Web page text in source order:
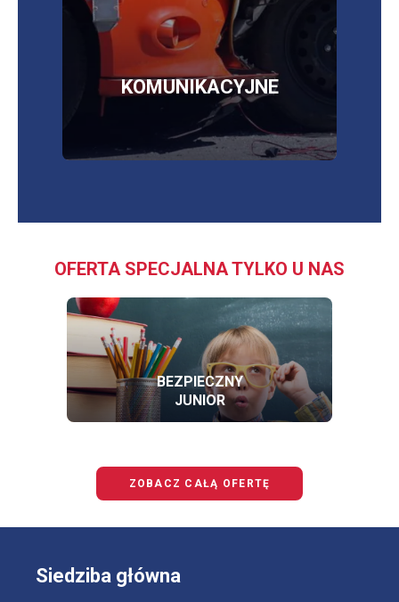
KOMUNIKACYJNE
SKLEP
OFERTA SPECJALNA TYLKO U NAS
BEZPIECZNY
JUNIOR
ZOBACZ CAŁĄ OFERTĘ
Siedziba główna